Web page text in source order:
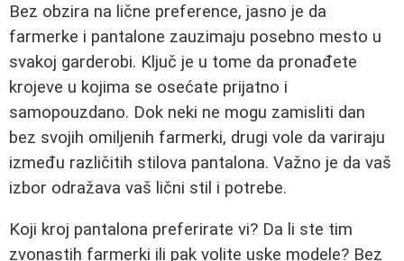
Bez obzira na lične preference, jasno je da
farmerke i pantalone zauzimaju posebno mesto u
svakoj garderobi. Ključ je u tome da pronađete
krojeve u kojima se osećate prijatno i
samopouzdano. Dok neki ne mogu zamisliti dan
bez svojih omiljenih farmerki, drugi vole da variraju
između različitih stilova pantalona. Važno je da vaš
izbor odražava vaš lični stil i potrebe.
Koji kroj pantalona preferirate vi? Da li ste tim
zvonastih farmerki ili pak volite uske modele? Bez